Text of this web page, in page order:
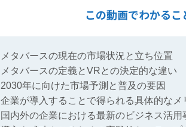
この動画でわかるこ
メタバースの現在の市場状況と立ち位置
メタバースの定義とVRとの決定的な違い
2030年に向けた市場予測と普及の要因
企業が導入することで得られる具体的なメ
国内外の企業における最新のビジネス活用